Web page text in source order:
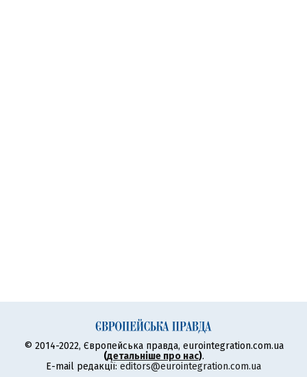
© 2014-2022, Європейська правда, eurointegration.com.ua
(детальніше про нас).
E-mail редакції: editors@eurointegration.com.ua